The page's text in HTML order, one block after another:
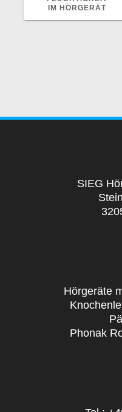
IM HÖRGERÄT
SIEG
Hörgeräte
Phonak